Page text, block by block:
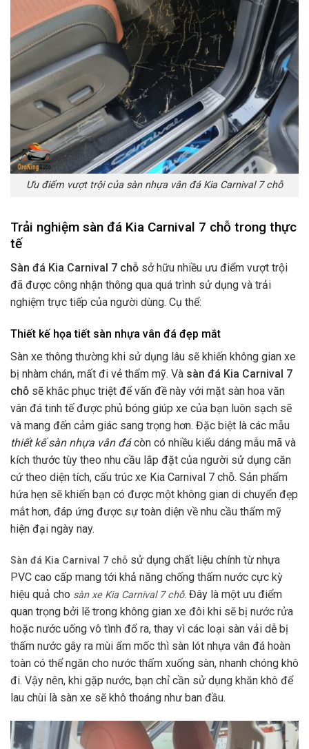
Ưu điểm vượt trội của sàn nhựa vân đá Kia Carnival 7 chỗ
Trải nghiệm sàn đá Kia Carnival 7 chỗ trong thực
tế
Sàn đá Kia Carnival 7 chỗ sở hữu nhiều ưu điểm vượt trội
đã được công nhận thông qua quá trình sử dụng và trải
nghiệm trực tiếp của người dùng. Cụ thể:
Thiết kế họa tiết sàn nhựa vân đá đẹp mắt
Sàn xe thông thường khi sử dụng lâu sẽ khiến không gian xe
bị nhàm chán, mất đi vẻ thẩm mỹ. Và sàn đá Kia Carnival 7
chỗ sẽ khắc phục triệt để vấn đề này với mặt sàn hoa văn
vân đá tinh tế được phủ bóng giúp xe của bạn luôn sạch sẽ
và mang đến cảm giác sang trọng hơn. Đặc biệt là các mẫu
thiết kế sàn nhựa vân đácòn có nhiều kiểu dáng mẫu mã và
kích thước tùy theo nhu cầu lắp đặt của người sử dụng căn
cứ theo diện tích, cấu trúc xe Kia Carnival 7 chỗ. Sản phẩm
hứa hẹn sẽ khiến bạn có được một không gian di chuyển đẹp
mắt hơn, đáp ứng được sự toàn diện về nhu cầu thẩm mỹ
hiện đại ngày nay.
Sàn đá Kia Carnival 7 chỗ sử dụng chất liệu chính từ nhựa
PVC cao cấp mang tới khả năng chống thấm nước cực kỳ
hiệu quả cho sàn xe Kia Carnival 7 chỗ. Đây là một ưu điểm
quan trọng bởi lẽ trong không gian xe đôi khi sẽ bị nước rửa
hoặc nước uống vô tình đổ ra, thay vì các loại sàn vải dễ bị
thấm nước gây ra mùi ẩm mốc thì sàn lót nhựa vân đá hoàn
toàn có thể ngăn cho nước thấm xuống sàn, nhanh chóng khô
đi. Vậy nên, khi gặp nước, bạn chỉ cần sử dụng khăn khô để
lau chùi là sàn xe sẽ khô thoáng như ban đầu.